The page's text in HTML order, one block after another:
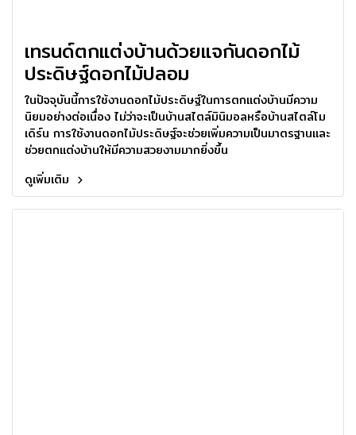
เทรนด์ตกแต่งบ้านด้วยแจกันดอกไม้
ประดิษฐ์ดอกไม้ปลอม
ในปัจจุบันนี้การใช้งานดอกไม้ประดิษฐ์ในการตกแต่งบ้านมีความ
นิยมอย่างต่อเนื่อง ไม่ว่าจะเป็นบ้านสไตล์มินิมอลหรือบ้านสไตล์โม
เดิร์น การใช้งานดอกไม้ประดิษฐ์จะช่วยเพิ่มความเป็นมาตรฐานและ
ช่วยตกแต่งบ้านให้มีความสวยงามมากยิ่งขึ้น
ดูเพิ่มเติม